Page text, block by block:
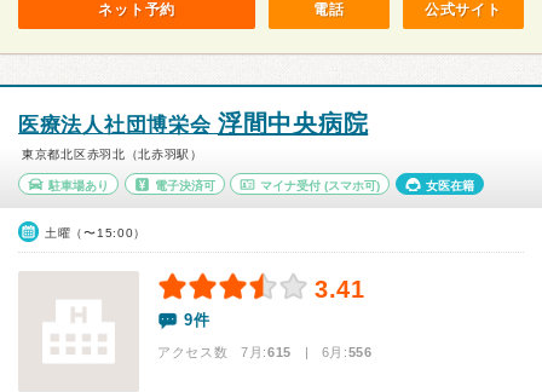
ネット予約 電話 公式サイト
医療法人社団博栄会 浮間中央病院
東京都北区赤羽北（北赤羽駅）
駐車場あり 電子決済可 マイナ受付 (スマホ可) 女医在籍
土曜（〜15:00）
3.41
9件
アクセス数 7月:615 | 6月:556